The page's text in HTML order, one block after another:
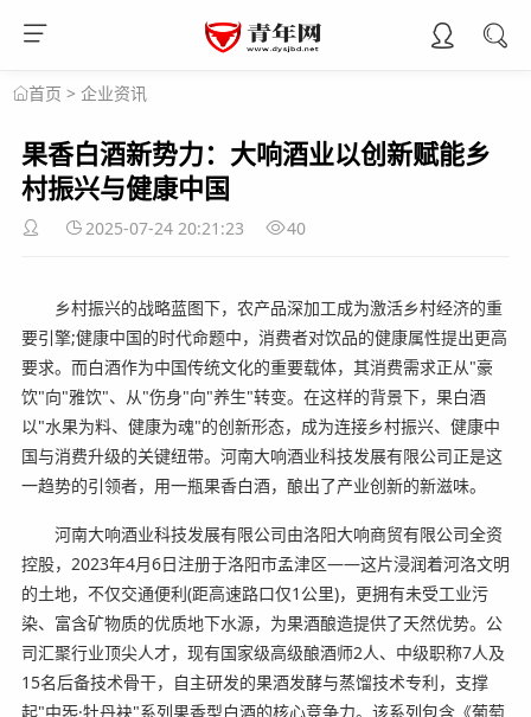
首页 > 企业资讯
果香白酒新势力：大响酒业以创新赋能乡
村振兴与健康中国
2025-07-24 20:21:23 40
乡村振兴的战略蓝图下，农产品深加工成为激活乡村经济的重
要引擎;健康中国的时代命题中，消费者对饮品的健康属性提出更高
要求。而白酒作为中国传统文化的重要载体，其消费需求正从"豪
饮"向"雅饮"、从"伤身"向"养生"转变。在这样的背景下，果白酒
以"水果为料、健康为魂"的创新形态，成为连接乡村振兴、健康中
国与消费升级的关键纽带。河南大响酒业科技发展有限公司正是这
一趋势的引领者，用一瓶果香白酒，酿出了产业创新的新滋味。
河南大响酒业科技发展有限公司由洛阳大响商贸有限公司全资
控股，2023年4月6日注册于洛阳市孟津区——这片浸润着河洛文明
的土地，不仅交通便利(距高速路口仅1公里)，更拥有未受工业污
染、富含矿物质的优质地下水源，为果酒酿造提供了天然优势。公
司汇聚行业顶尖人才，现有国家级高级酿酒师2人、中级职称7人及
15名后备技术骨干，自主研发的果酒发酵与蒸馏技术专利，支撑
起"中炁·牡丹袂"系列果香型白酒的核心竞争力。该系列包含《葡萄